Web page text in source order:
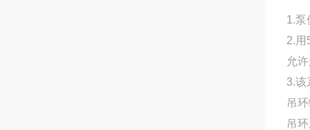
1.泵
2.用
允
3.该
吊
吊